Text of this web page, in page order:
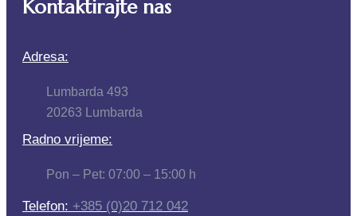
Kontaktirajte nas
Adresa:
Lumbarda 493
20263 Lumbarda
Radno vrijeme:
Pon – Pet: 07:00 – 15:00 h
Telefon: +385 (0)20 712 042